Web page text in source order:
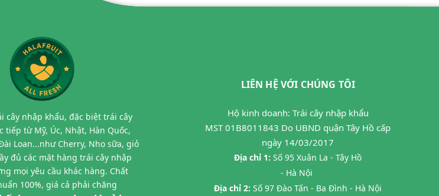
cây nhập khẩu, đặc biệt trái cây
tiếp từ Mỹ, Úc, Nhật, Hàn Quốc,
Loan...như Cherry, Nho sữa, giỏ
đủ các mặt hàng trái cây nhập
mọi yêu cầu khác hàng. Chất
100%, giá cả phải chăng
LIÊN HỆ VỚI CHÚNG TÔI
Hộ kinh doanh: Trái cây nhập khẩu
MST 01B8011843 Do UBND quận Tây Hồ cấp
ngày 14/03/2017
Địa chỉ 1: Số 95 Xuân La - Tây Hồ
- Hà Nội
Địa chỉ 2: Số 97 Đào Tấn - Ba Đình - Hà Nội